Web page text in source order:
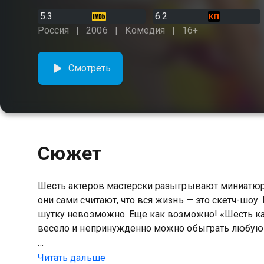
5.3
6.2
Россия
2006 Комедия 16+
Смотреть
Сюжет
Шесть актеров мастерски разыгрывают
они сами считают, что вся жизнь — это скетч-
шутку невозможно. Еще как возможно! «Шесть
весело и непринужденно можно обыграть
Посмотреть онлайн 2 сезон сериала 6 кадров
Читать дальше